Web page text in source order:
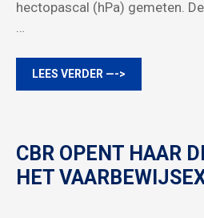
hectopascal (hPa) gemeten.
LEES VERDER —->
CBR OPENT HAAR
HET